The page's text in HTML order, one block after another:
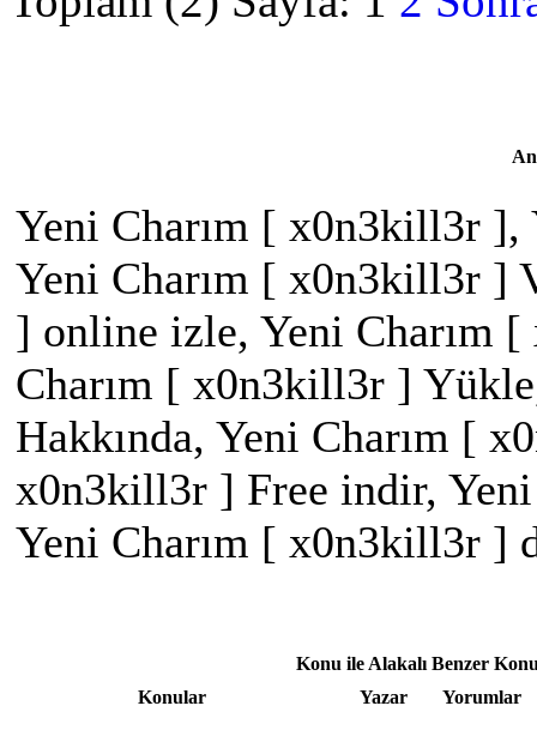
Yeni Charım [ x0n3kill3r
Yeni Charım [ x0n3kill3r ]
] online izle, Yeni Charım
Charım [ x0n3kill3r ]
Hakkında, Yeni Charım [
x0n3kill3r ] Free indir,
Yeni Charım [ x0n3kill3r ]
Konu ile Alakalı Benzer
Konular
Yazar Yorumlar